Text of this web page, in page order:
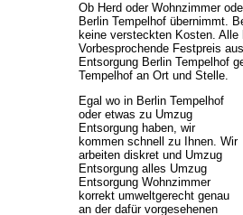
Ob Herd oder Wohnzimmer
Berlin Tempelhof übernimmt.
keine versteckten Kosten.
Vorbesprochende Festpreis
Entsorgung Berlin Tempelhof
Tempelhof an Ort und Stelle.
Egal wo in Berlin Tempelhof
oder etwas zu Umzug
Entsorgung haben, wir
kommen schnell zu Ihnen. Wir
arbeiten diskret und Umzug
Entsorgung alles Umzug
Entsorgung Wohnzimmer
korrekt umweltgerecht genau
an der dafür vorgesehenen